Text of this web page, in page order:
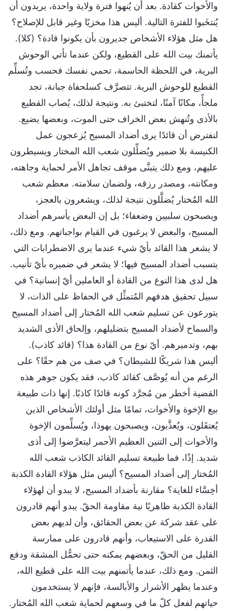
والأخوات كقادة. بعد أن يُنهوا فترة ولاية واحدة، يريدون أن
يُنتخَبوا للفترة التالية. أليس هذا مخزيًا وغير قابل للإصلاح؟
هل مثل هؤلاء الأشخاص جديرون بأن يكونوا قادة؟ (كلا).
يأتمنك بيت الله على القطيع، ولكن عندما تأتي الوحوش
البرية، في اللحظة الحاسمة، تحمي نفسك فحسب وتُسلِّم
القطيع للوحوش البرية. تتصرَّف كسلحفاة جبانة، تجد
ملجأً، مكانًا آمنًا، لتختبئ به. ونتيجة لذلك، يُصاب القطيع
بالأذى وتُنهش بعض الخراف حتى الموت، وبعضها يضيع.
لنفترض أن قائدًا يرى أضداد المسيح يُزعجون عمل
الكنيسة بلا ضمير ويُضلِّلون شعب الله المختار ويسيطرون
عليهم، ومع ذلك يتبنَّى موقف تجاهل الأمر لحماية وجاهته،
ومكانته، ومصدر رزقه، ولضمان سلامته. معظم شعب
الله المُختار يُضلَّلون نتيجة لذلك، ويشعرون بالعجز،
ويصبحون سلبيين وضعفاء؛ بل إن البعض يأسرهم أضداد
المسيح، والبعض لا يرغبون في القيام بواجباتهم. ومع ذلك،
لا يشعر هذا القائد بأيّ شيء عندما يرى الاضطرابات التي
يتسبب أضداد المسيح فيها؛ لا يشعر في ضميره بأيّ تأنيب.
هل لدى هذا النوع من القادة أو العاملين أيّ إنسانية؟ في
سبيل تحقيق هدفهم المُتمثِّل في الحفاظ على الذات، لا
يتورعون عن تسليم شعب الله المُختار إلى أضداد المسيح
والسماح لأضداد المسيح بتضليلهم، وإلحاق الأذى الشديد
بهم، وتدميرهم. أيّ نوع من القادة هذا؟ (قائد كاذب).
أليس هذا شريكًا للشيطان؟ في صف من هم حقًا؟ على
الرغم من أنه يُوصَّف كقائد كاذب، فقد يكون جوهر هذه
القضية أخطر من مُجرَّد كونه قائدًا كاذبًا. إنها ذات طبيعة
بيع الإخوة والأخوات، تمامًا مثل أولئك الأشخاص الذين
يُعتقَلون، ويُعذَّبون، ويصبحون يهوذا، ويُسلِّمون الإخوة
والأخوات إلى التنين العظيم الأحمر ليتعرَّضوا إلى أذى
شديد. إذًا، فما طبيعة تسليم القائد الكاذب شعب الله
المُختار إلى أضداد المسيح؟ أليس مثل هؤلاء القادة الكذبة
أخِسَّاء للغاية؟ مقارنة بأضداد المسيح، لا يبدو أن لهؤلاء
القادة الكذبة ظاهريًا نية مقاومة الحقّ. يبدو أنهم قادرون
على عقد شركة عن بعض الحقائق، وأن لديهم بعض
القدرة على الاستيعاب، وأنهم قادرون على ممارسة
القليل من الحقّ، وبعضهم يمكنه حتى تحمُّل المشقة ودفع
الثمن. ومع ذلك، عندما يأتمنهم بيت الله على قطيع الله،
وعندما يظهر الأشرار والأبالسة، فإنهم لا يستخدمون
حياتهم لفعل كلّ ما في وسعهم لحماية شعب الله المُختار.